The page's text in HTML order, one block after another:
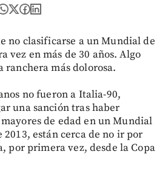
no clasificarse a un Mundial de
vez en más de 30 años. Algo
ranchera más dolorosa.
no fueron a Italia-90,
una sanción tras haber
de edad en un Mundial
2013, están cerca de no ir por
por primera vez, desde la Copa